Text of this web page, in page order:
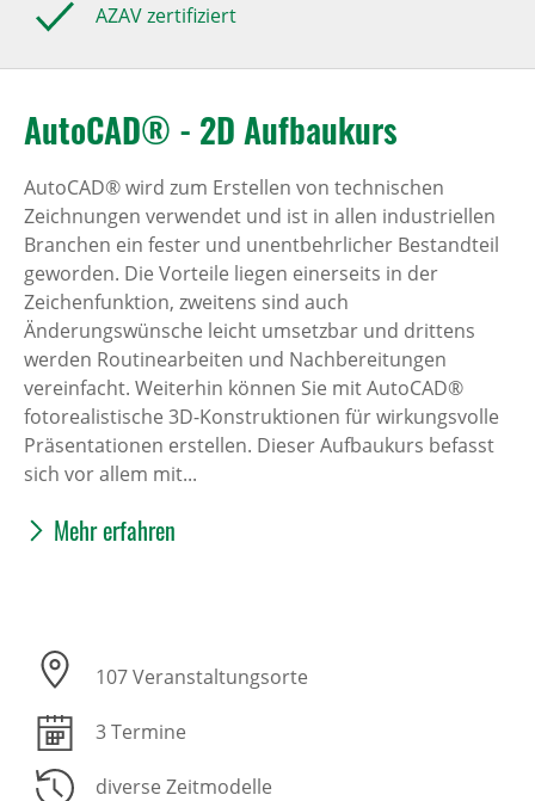
AZAV zertifiziert
AutoCAD® - 2D Aufbaukurs
AutoCAD® wird zum Erstellen von technischen
Zeichnungen verwendet und ist in allen industriellen
Branchen ein fester und unentbehrlicher Bestandteil
geworden. Die Vorteile liegen einerseits in der
Zeichenfunktion, zweitens sind auch
Änderungswünsche leicht umsetzbar und drittens
werden Routinearbeiten und Nachbereitungen
vereinfacht. Weiterhin können Sie mit AutoCAD®
fotorealistische 3D-Konstruktionen für wirkungsvolle
Präsentationen erstellen. Dieser Aufbaukurs befasst
sich vor allem mit...
Mehr erfahren
107 Veranstaltungsorte
3 Termine
diverse Zeitmodelle